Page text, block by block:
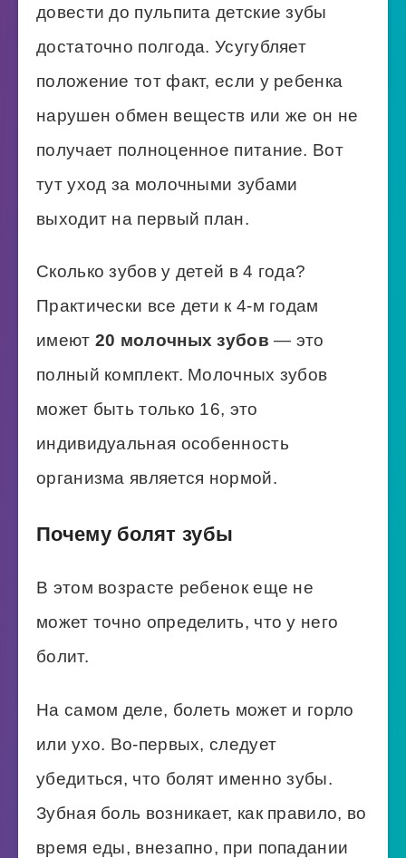
довести до пульпита детские зубы
достаточно полгода. Усугубляет
положение тот факт, если у ребенка
нарушен обмен веществ или же он не
получает полноценное питание. Вот
тут уход за молочными зубами
выходит на первый план.
Сколько зубов у детей в 4 года?
Практически все дети к 4-м годам
имеют 20 молочных зубов — это
полный комплект. Молочных зубов
может быть только 16, это
индивидуальная особенность
организма является нормой.
Почему болят зубы
В этом возрасте ребенок еще не
может точно определить, что у него
болит.
На самом деле, болеть может и горло
или ухо. Во-первых, следует
убедиться, что болят именно зубы.
Зубная боль возникает, как правило, во
время еды, внезапно, при попадании